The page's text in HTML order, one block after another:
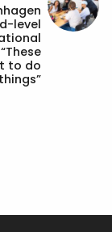
level
to do
things”